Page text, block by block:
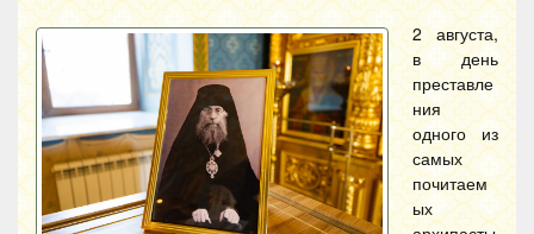
2 августа,
в день
преставле
ния
одного из
самых
почитаем
ых